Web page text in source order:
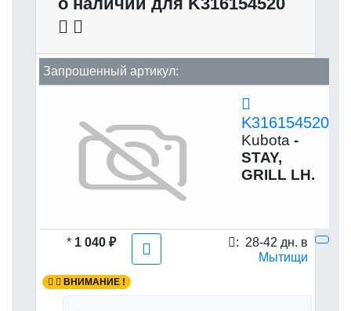
Запрошенный артикул:
K316154520
Kubota -
STAY,
GRILL LH.
* 1 040 ₽ : 28-42 дн. в
Мытищи
ВНИМАНИЕ !